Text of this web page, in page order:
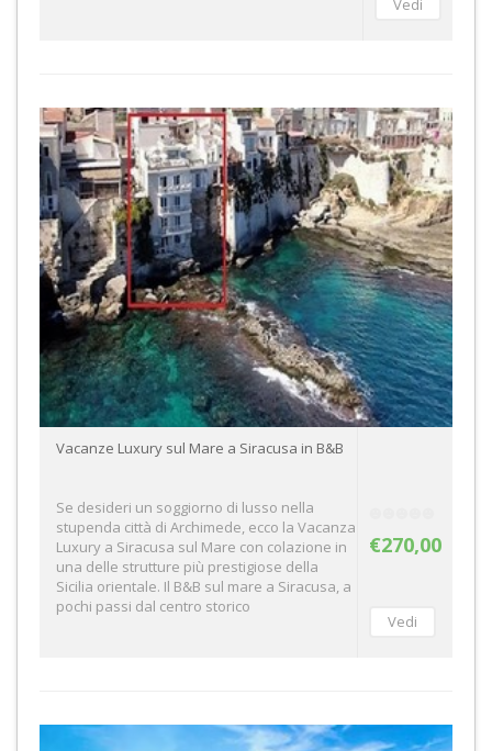
€270,00
Vacanze Luxury sul Mare a Siracusa in B&B
Se desideri un soggiorno di lusso nella
stupenda città di Archimede, ecco la Vacanza
Luxury a Siracusa sul Mare con colazione in
una delle strutture più prestigiose della
Sicilia orientale. Il B&B sul mare a Siracusa, a
pochi passi dal centro storico